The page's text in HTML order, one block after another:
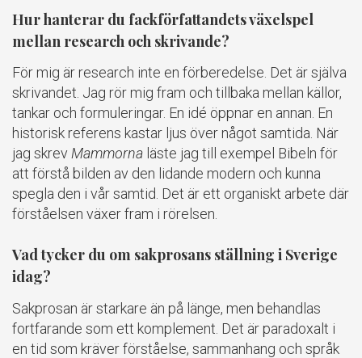
Hur hanterar du fackförfattandets växelspel
mellan research och skrivande?
För mig är research inte en förberedelse. Det är själva
skrivandet. Jag rör mig fram och tillbaka mellan källor,
tankar och formuleringar. En idé öppnar en annan. En
historisk referens kastar ljus över något samtida. När
jag skrevMammorna läste jag till exempel Bibeln för
att förstå bilden av den lidande modern och kunna
spegla den i vår samtid. Det är ett organiskt arbete där
förståelsen växer fram i rörelsen.
Vad tycker du om sakprosans ställning i Sverige
idag?
Sakprosan är starkare än på länge, men behandlas
fortfarande som ett komplement. Det är paradoxalt i
en tid som kräver förståelse, sammanhang och språk